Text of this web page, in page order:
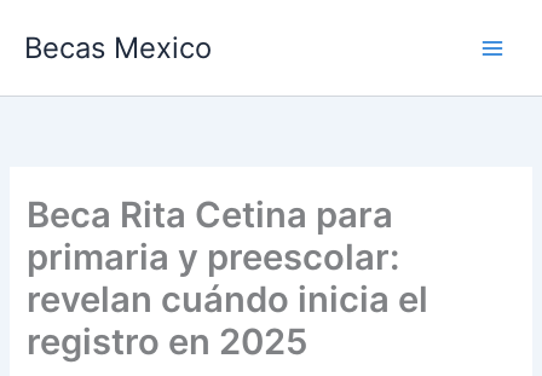
Becas Mexico
Beca Rita Cetina para
primaria y preescolar:
revelan cuándo inicia el
registro en 2025